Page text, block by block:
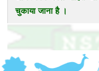
चुकाया जाना है ।